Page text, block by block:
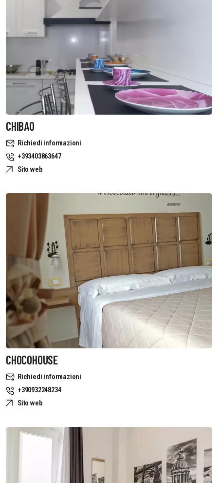
CHIBAO
Richiedi informazioni
+393403863647
Sito web
CHOCOHOUSE
Richiedi informazioni
+390932248234
Sito web